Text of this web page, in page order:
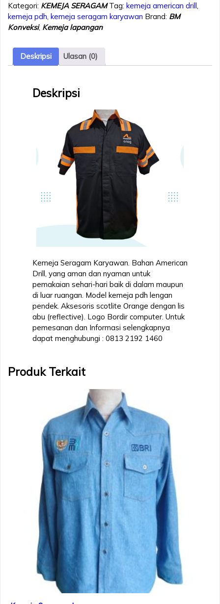
Kategori: KEMEJA SERAGAM Tag: kemeja american drill
kemeja pdh kemeja seragam karyawan Brand: BM
Konveksi, Kemeja lapangan
Deskripsi Ulasan (0)
Deskripsi
Kemeja Seragam Karyawan. Bahan American
Drill, yang aman dan nyaman untuk
pemakaian sehari-hari baik di dalam maupun
di luar ruangan. Model kemeja pdh lengan
pendek. Aksesoris scotlite Orange dengan lis
abu (reflective). Logo Bordir computer. Untuk
pemesanan dan Informasi selengkapnya
dapat menghubungi : 0813 2192 1460
Produk Terkait